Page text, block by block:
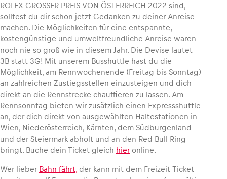
ROLEX GROSSER PREIS VON ÖSTERREICH 2022 sind,
solltest du dir schon jetzt Gedanken zu deiner Anreise
machen. Die Möglichkeiten für eine entspannte,
kostengünstige und umweltfreundliche Anreise waren
noch nie so groß wie in diesem Jahr. Die Devise lautet
3B statt 3G! Mit unserem Busshuttle hast du die
Möglichkeit, am Rennwochenende (Freitag bis Sonntag)
an zahlreichen Zustiegsstellen einzusteigen und dich
direkt an die Rennstrecke chauffieren zu lassen. Am
Rennsonntag bieten wir zusätzlich einen Expressshuttle
an, der dich direkt von ausgewählten Haltestationen in
Wien, Niederösterreich, Kärnten, dem Südburgenland
und der Steiermark abholt und an den Red Bull Ring
bringt. Buche dein Ticket gleich hieronline.
Wer lieber Bahn fährt, der kann mit dem Freizeit-Ticket